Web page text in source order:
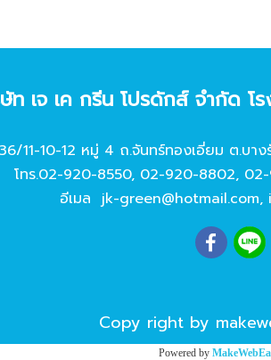
ท เจ เค กรีน โปรดักส์ จํากัด โ
11-10-12 หมู่ 4 ถ.จันทร์ทองเอี่ยม ต.บา
โทร.02-920-8550, 02-920-8802,
อีเมล jk-green@hotmail.com,
Copy right by
Powered by